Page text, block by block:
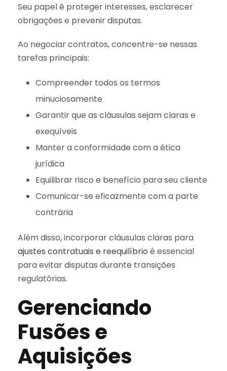
Seu papel é proteger interesses, esclarecer
obrigações e prevenir disputas.
Ao negociar contratos, concentre-se nessas
tarefas principais:
Compreender todos os termos
minuciosamente
Garantir que as cláusulas sejam claras e
exequíveis
Manter a conformidade com a ética
jurídica
Equilibrar risco e benefício para seu cliente
Comunicar-se eficazmente com a parte
contrária
Além disso, incorporar cláusulas claras para
ajustes contratuais e reequilíbrio é essencial
para evitar disputas durante transições
regulatórias.
Gerenciando
Fusões e
Aquisições